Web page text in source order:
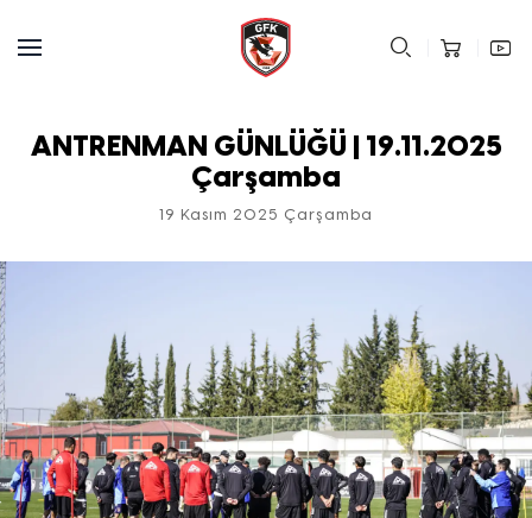
ANTRENMAN GÜNLÜĞÜ | 19.11.2025
Çarşamba
19 Kasım 2025 Çarşamba